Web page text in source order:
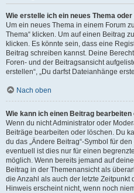
Wie erstelle ich ein neues Thema
Um ein neues Thema in einem Forum
Thema“ klicken. Um auf einen Beitrag
klicken. Es könnte sein, dass eine
Beitrag schreiben kannst. Deine
Foren- und der Beitragsansicht
erstellen“, „Du darfst Dateianhänge
Nach oben
Wie kann ich einen Beitrag
Wenn du nicht Administrator oder
Beiträge bearbeiten oder löschen. Du
du das „Ändere Beitrag“-Symbol für
eventuell ist dies nur für einen
möglich. Wenn bereits jemand auf
Beitrag in der Themenansicht als
die Anzahl als auch der letzte
Hinweis erscheint nicht, wenn noch